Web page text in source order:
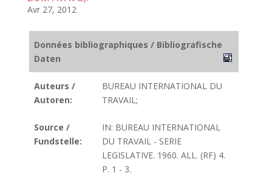
Avr 27, 2012
Données bibliographiques / Bibliografische
Daten
Auteurs /
Autoren:
BUREAU INTERNATIONAL DU
TRAVAIL;
Source /
Fundstelle:
IN: BUREAU INTERNATIONAL
DU TRAVAIL - SERIE
LEGISLATIVE. 1960. ALL. (RF) 4.
P. 1 - 3.